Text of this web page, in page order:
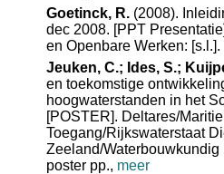
Goetinck, R. (2008).
dec 2008. [PPT
en Openbare Werken: [s.l.].
Jeuken, C.; Ides, S.;
en toekomstige
hoogwaterstanden in het
[POSTER]. Deltares/
Toegang/Rijkswaterstaat
Zeeland/Waterbouwkundig
poster pp., meer